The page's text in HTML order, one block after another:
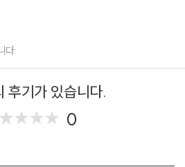
다.
후기가 있습니다.
★★★★
★★★★ 0